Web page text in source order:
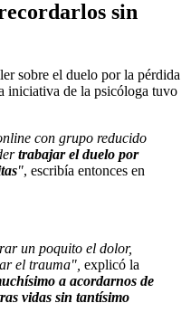
sin
sobre el duelo por la pérdida
iniciativa de la psicóloga tuvo
con grupo reducido
trabajar el duelo por
", escribía entonces en
un poquito el dolor,
el trauma", explicó la
a acordarnos de
vidas sin tantísimo